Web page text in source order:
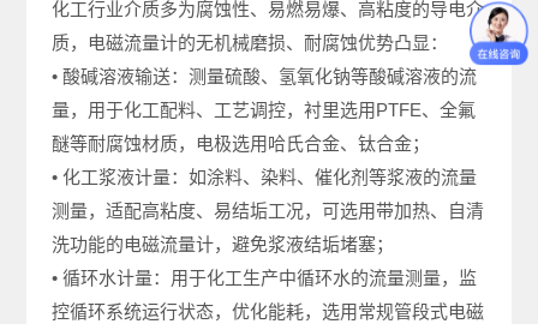
化工行业介质多为腐蚀性、易燃易爆、高粘度的导电介
质，电磁流量计的无机械磨损、耐腐蚀优势凸显：
• 酸碱溶液输送：测量硫酸、氢氧化钠等酸碱溶液的流
量，用于化工配料、工艺调控，衬里选用PTFE、全氟
醚等耐腐蚀材质，电极选用哈氏合金、钛合金；
• 化工浆液计量：如涂料、染料、催化剂等浆液的流量
测量，适配高粘度、易结垢工况，可选用带加热、自清
洗功能的电磁流量计，避免浆液结垢堵塞；
• 循环水计量：用于化工生产中循环水的流量测量，监
控循环系统运行状态，优化能耗，选用常规管段式电磁